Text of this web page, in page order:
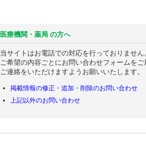
医療機関・薬局 の方へ
当サイトはお電話での対応を行っておりません
ご希望の内容ごとにお問い合わせフォームを
ご連絡をいただけますようお願いいたします。
掲載情報の修正・追加・削除のお問い合わせ
上記以外のお問い合わせ